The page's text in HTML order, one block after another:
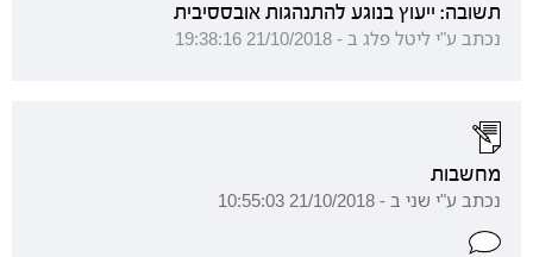
תשובה: ייעוץ בנוגע להתנהגות אובססיבית
נכתב ע"י ליטל פלג ב - 21/10/2018 19:38:16
מחשבות
נכתב ע"י שני ב - 21/10/2018 10:55:03